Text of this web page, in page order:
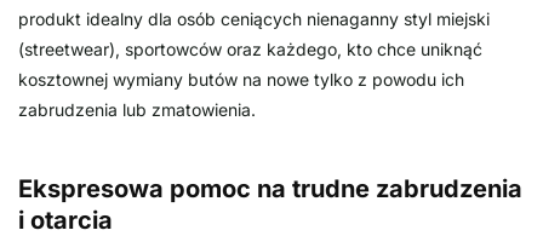
produkt idealny dla osób ceniących nienaganny styl miejski
(streetwear), sportowców oraz każdego, kto chce uniknąć
kosztownej wymiany butów na nowe tylko z powodu ich
zabrudzenia lub zmatowienia.
Ekspresowa pomoc na trudne zabrudzenia
i otarcia